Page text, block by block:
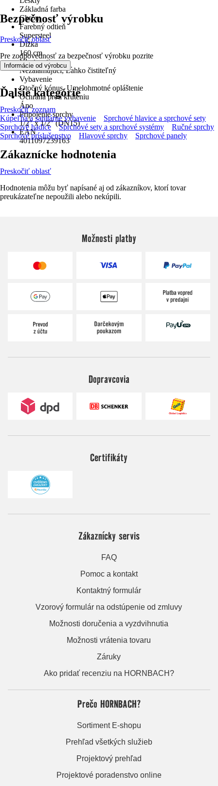
Základná farba
Chróm
Farebný odtieň
Supersteel
Dĺžka
160 cm
Vlastnosti
Nezalamujúci, Ľahko čistiteľný
Vybavenie
Otočný kónus, Umelohmotné opláštenie
Ochrana proti krúteniu
Áno
Pripojenie sprchy
1/2" x 1/2" (DN15)
EAN
4011097239163
Bezpečnosť výrobku
Preskočiť oblasť
Pre zodpovednosť za bezpečnosť výrobku pozrite
Informácie od výrobcu .
Ďalšie kategórie
Preskočiť zoznam
Kúpeľňa a sanitárne vybavenie
Sprchové hlavice a sprchové sety
Sprchové hadice
Sprchové sety a sprchové systémy
Ručné sprchy
Sprchové príslušenstvo
Hlavové sprchy Sprchové panely
Zákaznícke hodnotenia
Preskočiť oblasť
Hodnotenia môžu byť napísané aj od zákazníkov, ktorí tovar
preukázateľne nepoužili alebo nekúpili.
Možnosti platby
Dopravcovia
Certifikáty
Zákaznícky servis
FAQ
Pomoc a kontakt
Kontaktný formulár
Vzorový formulár na odstúpenie od zmluvy
Možnosti doručenia a vyzdvihnutia
Možnosti vrátenia tovaru
Záruky
Ako pridať recenziu na HORNBACH?
Prečo HORNBACH?
Sortiment E-shopu
Prehľad všetkých služieb
Projektový prehľad
Projektové poradenstvo online